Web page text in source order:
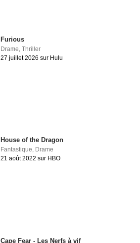
Furious
Drame,Thriller
27 juillet 2026 sur Hulu
House of the Dragon
Fantastique, Drame
21 août 2022 sur HBO
Cape Fear - Les Nerfs à vif